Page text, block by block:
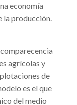
economía
la producción.
agrícolas y
de
es el que
del medio